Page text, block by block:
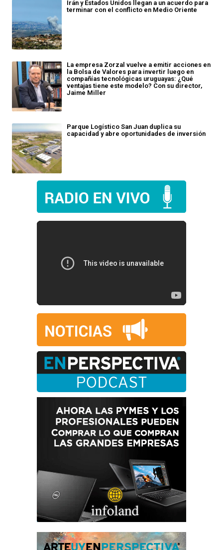
Irán y Estados Unidos llegan a un acuerdo para
terminar con el conflicto en Medio Oriente
La empresa Zorzal vuelve a emitir acciones en
la Bolsa de Valores para invertir luego en
compañías tecnológicas uruguayas: ¿Qué
ventajas tiene este modelo? Con su director,
Jaime Miller
Parque Logístico San Juan duplica su
capacidad y abre oportunidades de inversión